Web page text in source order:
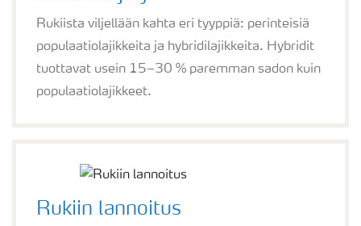
Rukiista viljellään kahta eri tyyppiä: perinteisiä
populaatiolajikkeita ja hybridilajikkeita. Hybridit
tuottavat usein 15–30 % paremman sadon kuin
populaatiolajikkeet.
Rukiin lannoitus